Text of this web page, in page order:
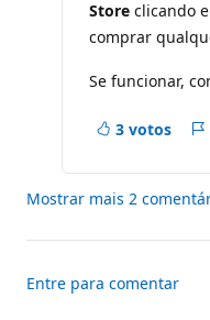
Store clicando
comprar
Se funcionar,
3 votos
Mostrar mais 2
Entre para comentar